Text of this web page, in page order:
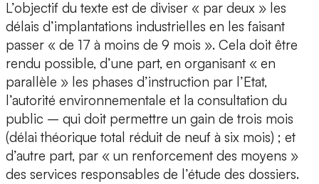
L’objectif du texte est de diviser « par deux » les
délais d’implantations industrielles en les faisant
passer « de 17 à moins de 9 mois ». Cela doit être
rendu possible, d’une part, en organisant « en
parallèle » les phases d’instruction par l’Etat,
l’autorité environnementale et la consultation du
public – qui doit permettre un gain de trois mois
(délai théorique total réduit de neuf à six mois) ; et
d’autre part, par « un renforcement des moyens »
des services responsables de l’étude des dossiers.